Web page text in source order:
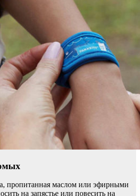
пропитанная маслом или эфирными
на запястье или повесить на